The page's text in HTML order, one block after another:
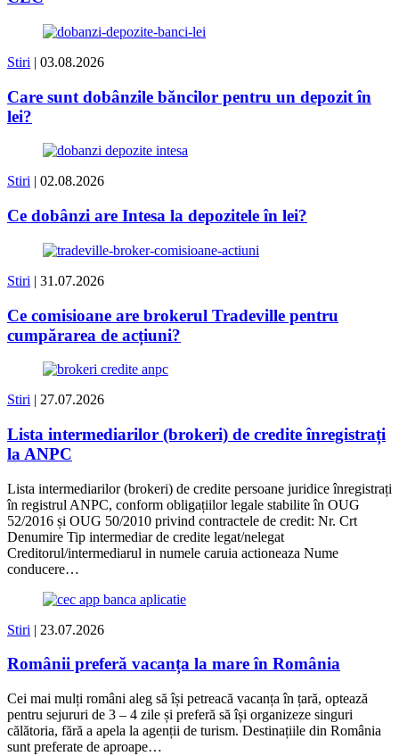
Stiri | 03.08.2026
Care sunt dobânzile băncilor pentru un depozit în
lei?
Stiri | 02.08.2026
Ce dobânzi are Intesa la depozitele în lei?
Stiri | 31.07.2026
Ce comisioane are brokerul Tradeville pentru
cumpărarea de acțiuni?
Stiri | 27.07.2026
Lista intermediarilor (brokeri) de credite înregistrați
la ANPC
Lista intermediarilor (brokeri) de credite persoane juridice înregistrați
în registrul ANPC, conform obligațiilor legale stabilite în OUG
52/2016 și OUG 50/2010 privind contractele de credit: Nr. Crt
Denumire Tip intermediar de credite legat/nelegat
Creditorul/intermediarul in numele caruia actioneaza Nume
conducere…
Stiri | 23.07.2026
Românii preferă vacanța la mare în România
Cei mai mulți români aleg să își petreacă vacanța în țară, optează
pentru sejururi de 3 – 4 zile și preferă să își organizeze singuri
călătoria, fără a apela la agenții de turism. Destinațiile din România
sunt preferate de aproape…